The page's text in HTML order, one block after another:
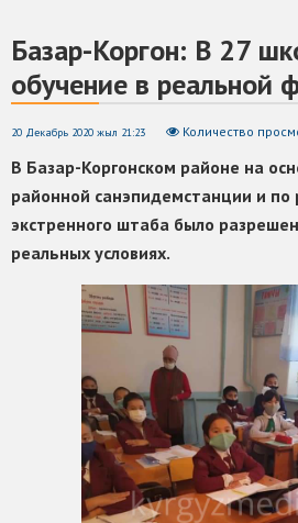
Базар-Коргон: В 27
обучение в реальной
20 Декабрь 2020 жыл 21:23 Количество
В Базар-Коргонском районе на
районной санэпидемстанции и
экстренного штаба было
реальных условиях.